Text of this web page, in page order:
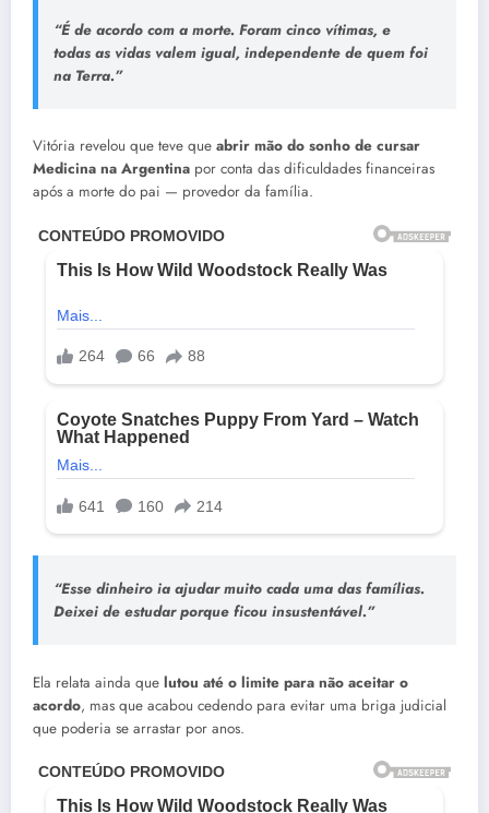
“É de acordo com a morte. Foram cinco vítimas, e
todas as vidas valem igual, independente de quem foi
na Terra.”
Vitória revelou que teve que abrir mão do sonho de cursar
Medicina na Argentina por conta das dificuldades financeiras
após a morte do pai — provedor da família.
“Esse dinheiro ia ajudar muito cada uma das famílias.
Deixei de estudar porque ficou insustentável.”
Ela relata ainda que lutou até o limite para não aceitar o
acordo, mas que acabou cedendo para evitar uma briga judicial
que poderia se arrastar por anos.